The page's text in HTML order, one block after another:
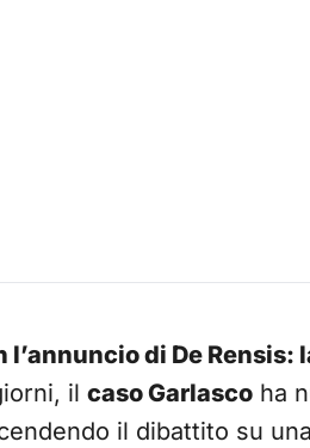
di De Rensis:
il caso Garlasco ha
il dibattito su